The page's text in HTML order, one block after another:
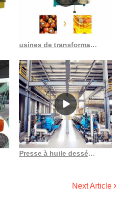
usines de transformation de graines de palme – usines d’extraction d’huile de palme au Sénégal
Presse à huile desséchée, presse à huile de palme brute au Sénégal
Next Article